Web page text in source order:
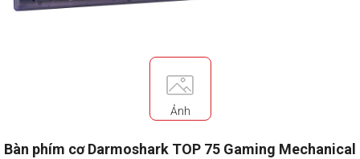
Ảnh
Bàn phím cơ Darmoshark TOP 75 Gaming Mechanical